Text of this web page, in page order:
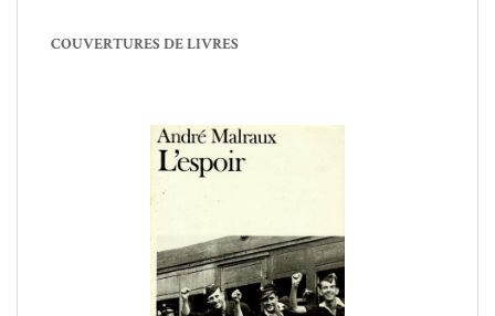
COUVERTURES DE LIVRES